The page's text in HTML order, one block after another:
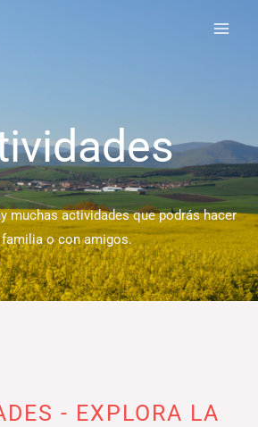
muchas actividades que podrás hacer
familia o con amigos.
- EXPLORA LA